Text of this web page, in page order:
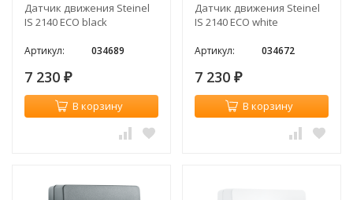
Датчик движения Steinel
IS 2140 ECO black
Артикул: 034689
7 230 ₽
В корзину
Датчик движения Steinel
IS 2140 ECO white
Артикул: 034672
7 230 ₽
В корзину